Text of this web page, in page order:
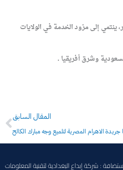
ينتمي إلى مزود الخدمة في الولايات
Prev
المقال السابق
الاهرام المصرية لتلميع وجه مبارك الكالح
: شركة إبداع البغدادية لتقنية المعلومات